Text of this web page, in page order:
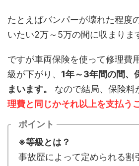
たとえばバンパーが壊れた程度
いたい2万～5万の間に収まりま
ですが車両保険を使って修理費
級が下がり、 1年～3年間の間、
まいます。
なので結局、保険料
理費と同じかそれ以上を支払う
ポイント
※等級とは？
事故歴によって定められる割